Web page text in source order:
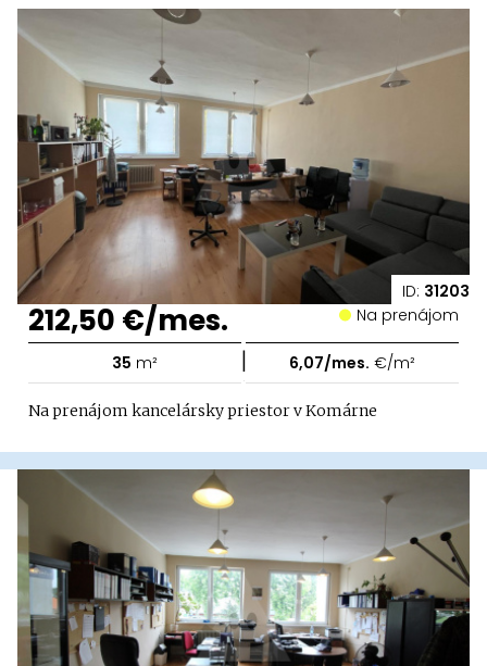
ID: 31203
212,50 €/mes. Na prenájom
35 m² | 6,07/mes. €/m²
Na prenájom kancelársky priestor v Komárne